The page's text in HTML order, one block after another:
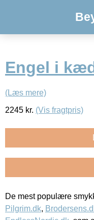
Engel i
(Læs mere)
2245 kr. (Vis fragtpris)
De mest populære
Pilgrim.dk,